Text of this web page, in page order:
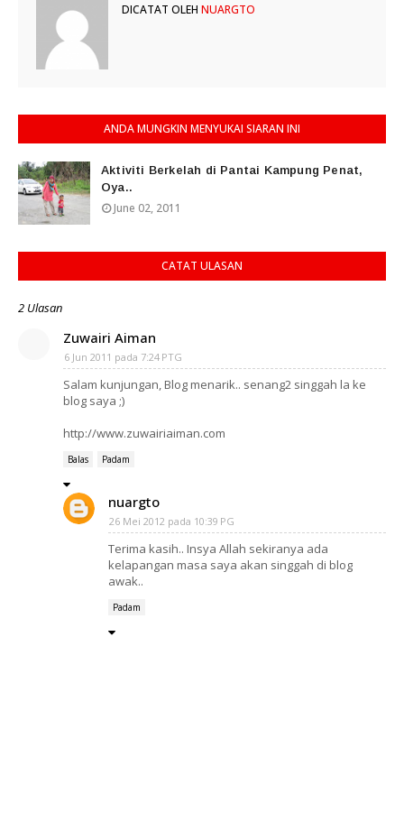
DICATAT OLEH NUARGTO
ANDA MUNGKIN MENYUKAI SIARAN INI
Aktiviti Berkelah di Pantai Kampung Penat,
Oya..
June 02, 2011
CATAT ULASAN
2 Ulasan
Zuwairi Aiman
6 Jun 2011 pada 7:24 PTG
Salam kunjungan, Blog menarik.. senang2 singgah la ke
blog saya ;)
http://www.zuwairiaiman.com
Balas Padam
nuargto
26 Mei 2012 pada 10:39 PG
Terima kasih.. Insya Allah sekiranya ada
kelapangan masa saya akan singgah di blog
awak..
Padam